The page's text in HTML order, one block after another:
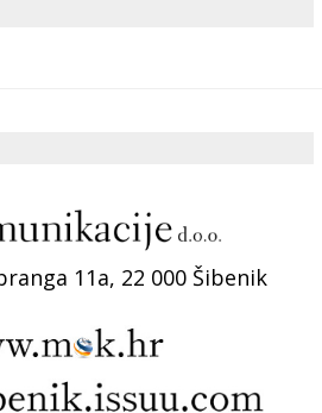
11a, 22 000 Šibenik